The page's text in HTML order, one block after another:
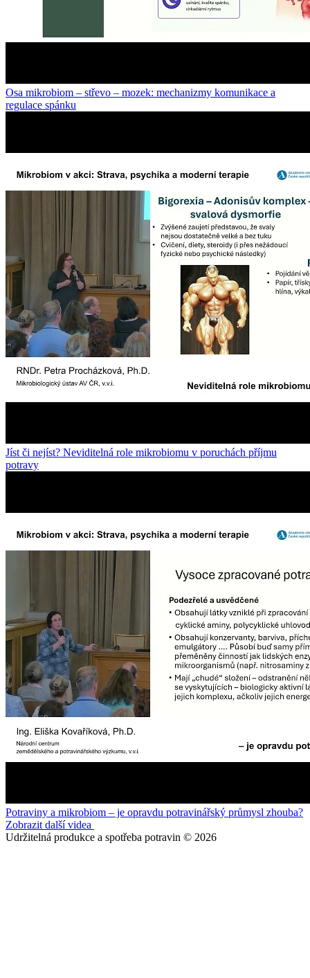
Osa mikrobiom – střevo – mozek: mechanizmy komunikace a
regulace spánku
Jíst či nejíst? Neviditelná role mikrobiomu v poruchách příjmu
potravy
Potraviny a mikrobiom – je opravdu potravinářský průmysl zhouba?
Zobrazit další videa
Udržitelná produkce a spotřeba potravin © 2026